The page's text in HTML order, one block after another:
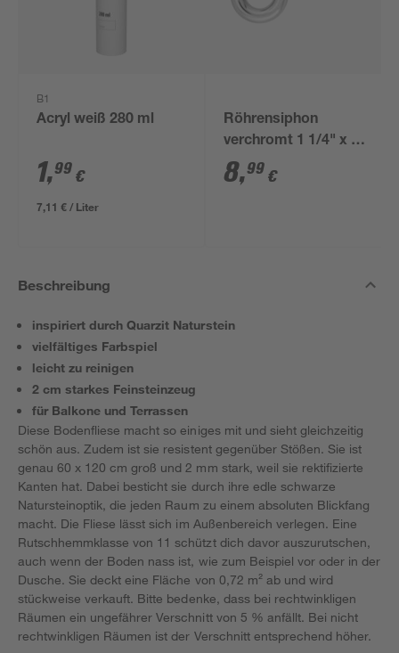
B1
Acryl weiß 280 ml
1,99 €
7,11 € / Liter
Röhrensiphon
verchromt 1 1/4" x 32
mm
8,99 €
Beschreibung
inspiriert durch Quarzit Naturstein
vielfältiges Farbspiel
leicht zu reinigen
2 cm starkes Feinsteinzeug
für Balkone und Terrassen
Diese Bodenfliese macht so einiges mit und sieht gleichzeitig
schön aus. Zudem ist sie resistent gegenüber Stößen. Sie ist
genau 60 x 120 cm groß und 2 mm stark, weil sie rektifizierte
Kanten hat. Dabei besticht sie durch ihre edle schwarze
Natursteinoptik, die jeden Raum zu einem absoluten Blickfang
macht. Die Fliese lässt sich im Außenbereich verlegen. Eine
Rutschhemmklasse von 11 schützt dich davor auszurutschen,
auch wenn der Boden nass ist, wie zum Beispiel vor oder in der
Dusche. Sie deckt eine Fläche von 0,72 m² ab und wird
stückweise verkauft. Bitte bedenke, dass bei rechtwinkligen
Räumen ein ungefährer Verschnitt von 5 % anfällt. Bei nicht
rechtwinkligen Räumen ist der Verschnitt entsprechend höher.